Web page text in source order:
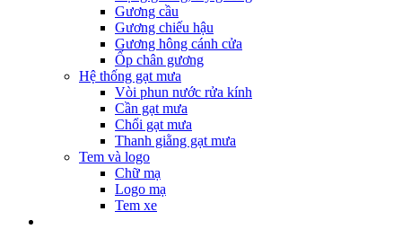
Gương cầu
Gương chiếu hậu
Gương hông cánh cửa
Ốp chân gương
Hệ thống gạt mưa
Vòi phun nước rửa kính
Cần gạt mưa
Chổi gạt mưa
Thanh giằng gạt mưa
Tem và logo
Chữ mạ
Logo mạ
Tem xe